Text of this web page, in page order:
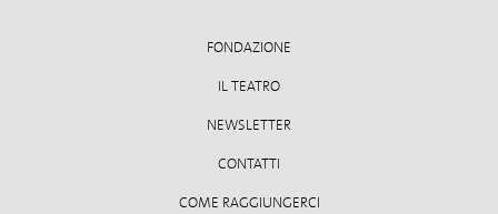
FONDAZIONE
IL TEATRO
NEWSLETTER
CONTATTI
COME RAGGIUNGERCI